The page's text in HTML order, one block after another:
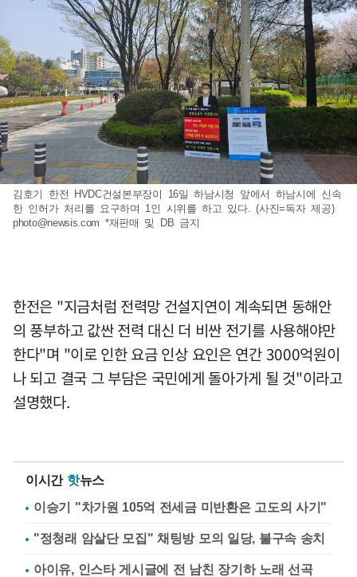
김호기 한전 HVDC건설본부장이 16일 하남시청 앞에서 하남시에 신속
한 인허가 처리를 요구하며 1인 시위를 하고 있다. (사진=독자 제공)
photo@newsis.com *재판매 및 DB 금지
한전은 "지금처럼 전력망 건설지연이 계속되면 동해안
의 풍부하고 값싼 전력 대신 더 비싼 전기를 사용해야만
한다"며 "이로 인한 요금 인상 요인은 연간 3000억원이
나 되고 결국 그 부담은 국민에게 돌아가게 될 것"이라고
설명했다.
이시간 핫뉴스
이승기 "차가원 105억 전세금 미반환은 고도의 사기"
"정청래 암살단 모집" 채팅방 모의 일당, 불구속 송치
아이유, 인스타 게시글에 전 남친 장기하 노래 선곡